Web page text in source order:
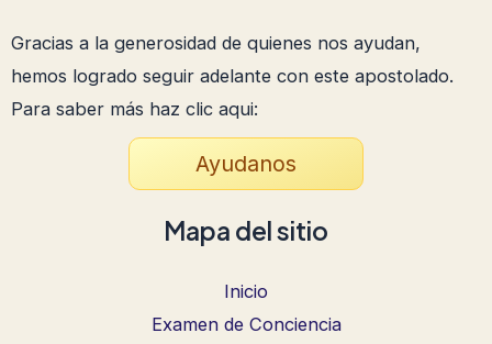
Gracias a la generosidad de quienes nos ayudan,
hemos logrado seguir adelante con este apostolado.
Para saber más haz clic aqui:
Ayudanos
Mapa del sitio
Inicio
Examen de Conciencia